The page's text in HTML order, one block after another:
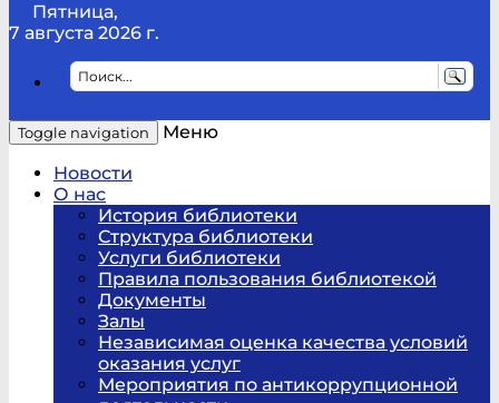
Пятница,
7 августа 2026 г.
Toggle navigation
Меню
Новости
О нас
История библиотеки
Структура библиотеки
Услуги библиотеки
Правила пользования библиотекой
Документы
Залы
Независимая оценка качества условий
оказания услуг
Мероприятия по антикоррупционной